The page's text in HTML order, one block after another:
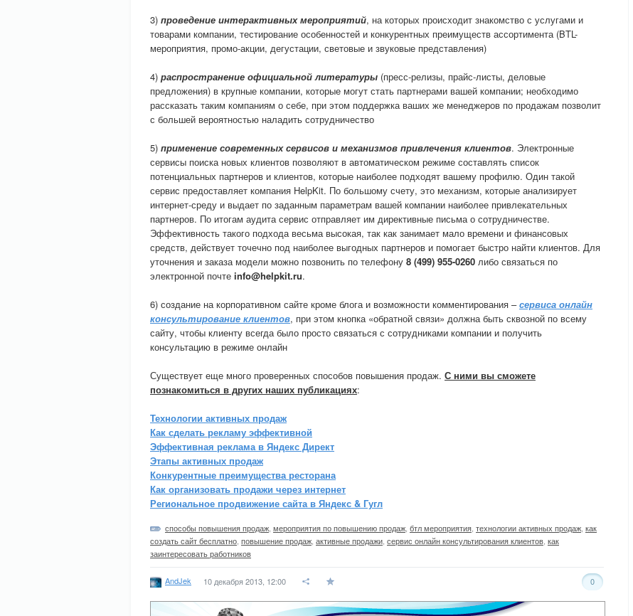
3) проведение интерактивных мероприятий, на которых происходит знакомство с услугами и
товарами компании, тестирование особенностей и конкурентных преимуществ ассортимента (BTL-
мероприятия, промо-акции, дегустации, световые и звуковые представления)
4) распространение официальной литературы (пресс-релизы, прайс-листы, деловые
предложения) в крупные компании, которые могут стать партнерами вашей компании; необходимо
рассказать таким компаниям о себе, при этом поддержка ваших же менеджеров по продажам позволит
с большей вероятностью наладить сотрудничество
5) применение современных сервисов и механизмов привлечения клиентов. Электронные
сервисы поиска новых клиентов позволяют в автоматическом режиме составлять список
потенциальных партнеров и клиентов, которые наиболее подходят вашему профилю. Один такой
сервис предоставляет компания HelpKit. По большому счету, это механизм, которые анализирует
интернет-среду и выдает по заданным параметрам вашей компании наиболее привлекательных
партнеров. По итогам аудита сервис отправляет им директивные письма о сотрудничестве.
Эффективность такого подхода весьма высокая, так как занимает мало времени и финансовых
средств, действует точечно под наиболее выгодных партнеров и помогает быстро найти клиентов. Для
уточнения и заказа модели можно позвонить по телефону 8 (499) 955-0260 либо связаться по
электронной почте info@helpkit.ru.
6) создание на корпоративном сайте кроме блога и возможности комментирования –сервиса онлайн
консультирование клиентов, при этом кнопка «обратной связи» должна быть сквозной по всему
сайту, чтобы клиенту всегда было просто связаться с сотрудниками компании и получить
консультацию в режиме онлайн
Существует еще много проверенных способов повышения продаж. С ними вы сможете
познакомиться в других наших публикациях:
Технологии активных продаж
Как сделать рекламу эффективной
Эффективная реклама в Яндекс Директ
Этапы активных продаж
Конкурентные преимущества ресторана
Как организовать продажи через интернет
Региональное продвижение сайта в Яндекс & Гугл
способы повышения продаж мероприятия по повышению продаж бтл мероприятия технологии активных продаж как
создать сайт бесплатно повышение продаж активные продажи сервис онлайн консультирования клиентов как
заинтересовать работников
AndJek 10 декабря 2013, 12:00 0